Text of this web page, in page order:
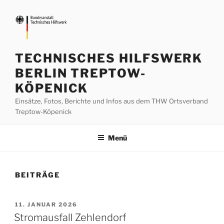
Inhalt
springen
TECHNISCHES HILFSWERK
BERLIN TREPTOW-
KÖPENICK
Einsätze, Fotos, Berichte und Infos aus dem THW Ortsverband
Treptow-Köpenick
Menü
BEITRÄGE
VERÖFFENTLICHT
AM
11. JANUAR 2026
Stromausfall Zehlendorf